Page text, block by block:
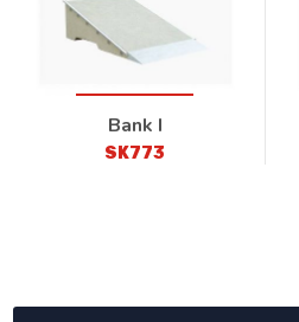
Bank I
SK773